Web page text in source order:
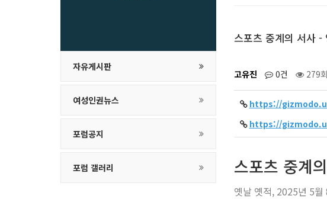
자유게시판
여성인권뉴스
포럼공지
포럼 갤러리
스포츠 중계의 서사
고유진 0건 279회
https://
https://
스포츠 중계
옛날 옛적, 2025년 5월